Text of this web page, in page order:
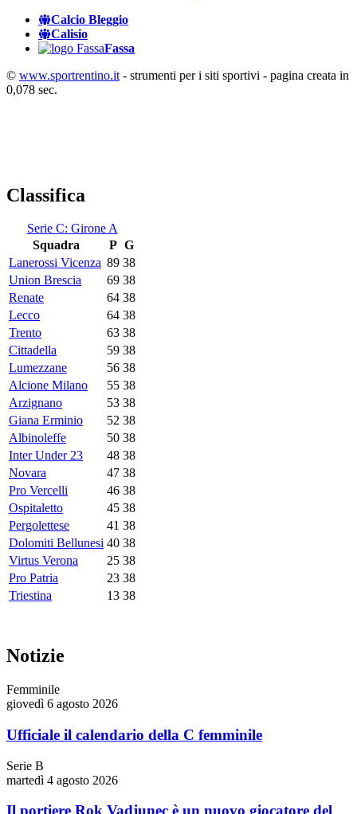
Calcio Bleggio
Calisio
Fassa
© www.sportrentino.it - strumenti per i siti sportivi - pagina creata in
0,078 sec.
Classifica
Serie C: Girone A
Squadra
P G
Lanerossi Vicenza 89 38
Union Brescia
69 38
Renate
64 38
Lecco
64 38
Trento
63 38
Cittadella
59 38
Lumezzane
56 38
Alcione Milano
55 38
Arzignano
53 38
Giana Erminio
52 38
Albinoleffe
50 38
Inter Under 23
48 38
Novara
47 38
Pro Vercelli
46 38
Ospitaletto
45 38
Pergolettese
41 38
Dolomiti Bellunesi 40 38
Virtus Verona
25 38
Pro Patria
23 38
Triestina
13 38
Notizie
Femminile
giovedì 6 agosto 2026
Ufficiale il calendario della C femminile
Serie B
martedì 4 agosto 2026